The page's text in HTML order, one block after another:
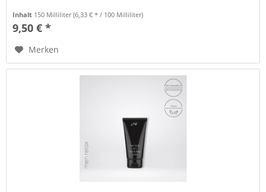
Inhalt 150 Milliliter(6,33 € * / 100 Milliliter)
9,50 € *
Merken